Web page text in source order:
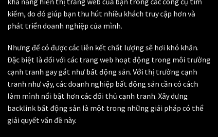
kiếm, do đó giúp bạn thu hút nhiều khách truy cập hơn và
phát triển doanh nghiệp của mình.
Nhưng để có được các liên kết chất lượng sẽ hơi khó khăn.
Đặc biệt là đối với các trang web hoạt động trong môi trường
cạnh tranh gay gắt như bất động sản. Với thị trường cạnh
tranh như vậy, các doanh nghiệp bất động sản cần có cách
làm mình nổi bật hơn các đối thủ cạnh tranh. Xây dựng
backlink bất động sản là một trong những giải pháp có thể
giải quyết vấn đề này.